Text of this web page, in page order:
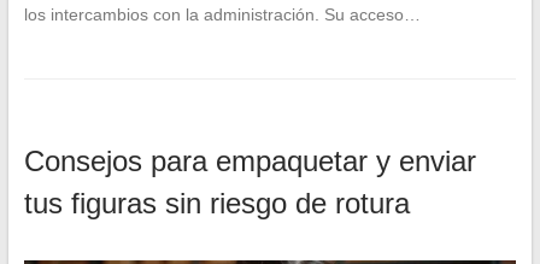
los intercambios con la administración. Su acceso…
Consejos para empaquetar y enviar
tus figuras sin riesgo de rotura